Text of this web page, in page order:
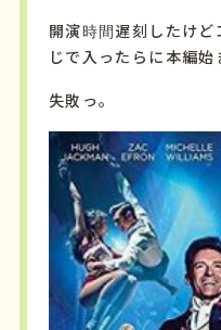
開演時間遅刻したけ
じで入ったらに本編始
失敗っ。